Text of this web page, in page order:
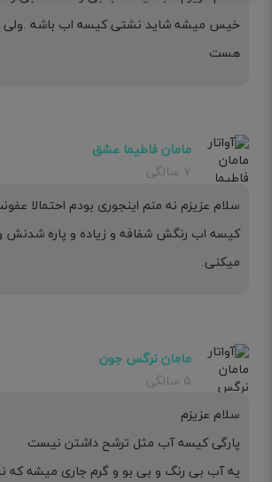
خیس میشه شاید نشتی کیسه اب باشه .ولی
هست
مامان فاطیما عشق
۷ سالگی
سلام عزیزم نه منم اینجوری بودم احتمالا
کیسه اب رنگش شفافه و زیاده و پاره شدنش
میکنی.
مامان نرگس جون
۵ سالگی
سلام عزیزم
پارگی کیسه آب مثل ترشح داشتن نیست
یه آب بی رنگ و بی بو و گرم جاری میشه که